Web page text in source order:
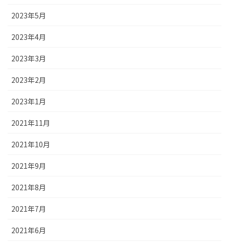
2023年5月
2023年4月
2023年3月
2023年2月
2023年1月
2021年11月
2021年10月
2021年9月
2021年8月
2021年7月
2021年6月